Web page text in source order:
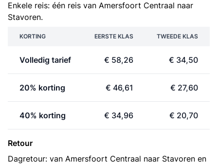
Enkele reis: één reis van Amersfoort Centraal naar
Stavoren.
KORTING EERSTE KLAS TWEEDE KLAS
Volledig tarief € 58,26 € 34,50
20% korting € 46,61 € 27,60
40% korting € 34,96 € 20,70
Retour
Dagretour: van Amersfoort Centraal naar Stavoren en